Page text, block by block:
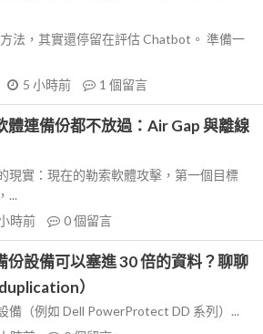
法，其實還停留在評估 Chatbot。 準備一
5 小時前 1 個留言
體連備份都不放過：Air Gap 與離線
現實：現在的勒索軟體攻擊，第一個目標
...
時前 0個留言
份設備可以塞進 30 倍的資料？聊聊
）
備（例如 Dell PowerProtect DD 系列）...